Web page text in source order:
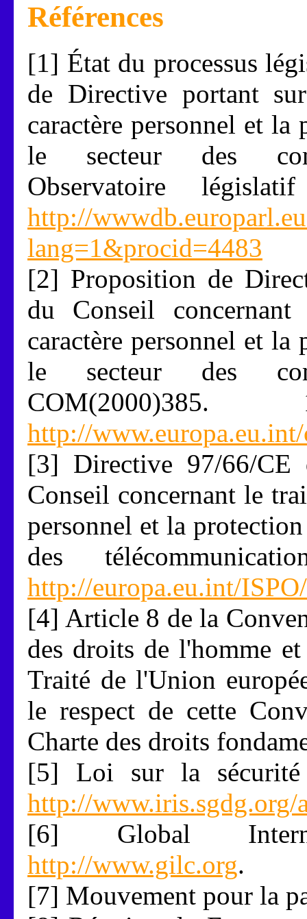
Références
[1] État du processus
de Directive portant
caractère personnel et
le secteur des
Observatoire
http://
lang=1&procid=4483
[2] Proposition de
du Conseil
caractère personnel et
le secteur des
http://
[3] Directive 97/66/CE
Conseil concernant le
personnel et la
des
http://europa.eu.int/
[4] Article 8 de la
des droits de l'homme
Traité de l'Union
le respect de cette
Charte des droits
[5] Loi sur la sécurité
http://www.iris.sgdg.org/
[6] Global
http://www.gilc.org.
[7] Mouvement pour la